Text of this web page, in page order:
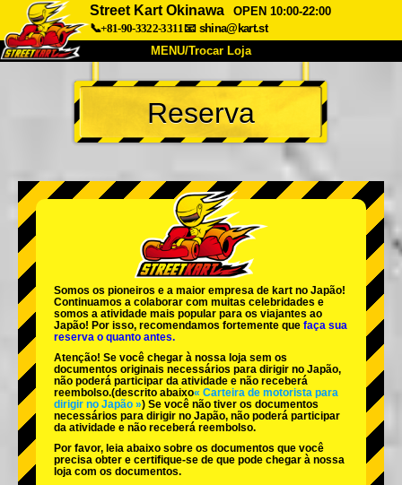
Street Kart Okinawa
OPEN 10:00-22:00
📞+81-90-3322-3311📧 shina@kart.st
MENU/Trocar Loja
INÍCIO
Sobre Especificações Preços
Empresa Reserva
Trocar Loja
Tokyo Shinagawa Tokyo Akihabara#1
Tokyo Akihabara#2
Tokyo Shibuya Annex Tokyo Bay
Tokyo Asakusa Osaka
Okinawa
Reserva
Somos os pioneiros e a maior empresa de kart no Japão!
Continuamos a colaborar com muitas celebridades e
somos a atividade mais popular para os viajantes ao
Japão! Por isso, recomendamos fortemente que faça sua
reserva o quanto antes.
Atenção! Se você chegar à nossa loja sem os
documentos originais necessários para dirigir no Japão,
não poderá participar da atividade e não receberá
reembolso.(descrito abaixo« Carteira de motorista para
dirigir no Japão ») Se você não tiver os documentos
necessários para dirigir no Japão, não poderá participar
da atividade e não receberá reembolso.
Por favor, leia abaixo sobre os documentos que você
precisa obter e certifique-se de que pode chegar à nossa
loja com os documentos.